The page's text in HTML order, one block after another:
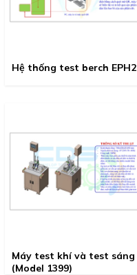
Hệ thống test berch EPH2
Máy test khí và test sáng
(Model 1399)